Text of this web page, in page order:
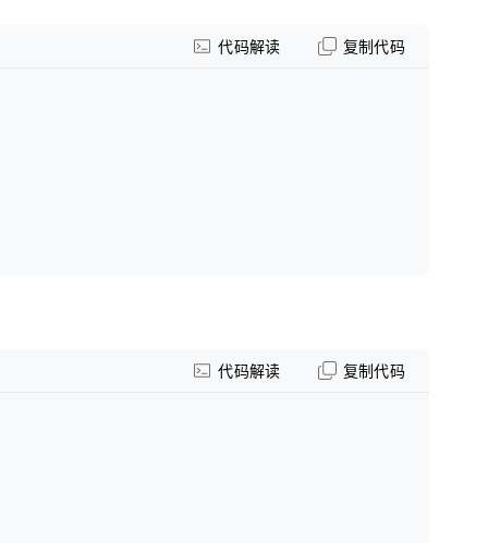
代码解读 复制代码
代码解读 复制代码